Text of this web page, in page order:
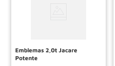
Emblemas 2,0t Jacare
Potente